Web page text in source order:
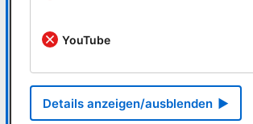
Downloads
durch die Firma MegaCAD
PDF / 531 KB
YouTube
Details anzeigen/ausblenden